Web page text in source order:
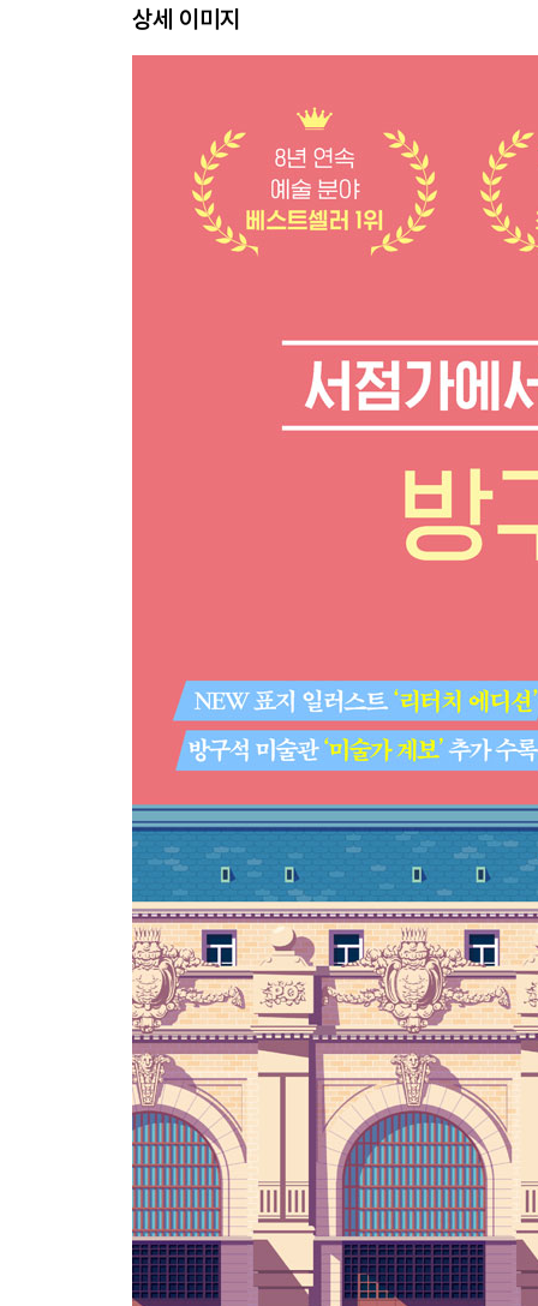
알고 보니 거친 바다와 싸운 상남자?
알고 보면 그 속사정은 맨땅에 헤딩맨?
11. 20세기가 낳은 천재 화가 파블로 피카소,
알고 보면 선배의 미술을 훔친 도둑놈?
13. 최초의 추상미술을 창조한 바실리 칸딘스키,
알고 보면 최강 연애 찌질이?
14. 현대미술의 신세계를 연 마르셀 뒤샹,
상세 이미지